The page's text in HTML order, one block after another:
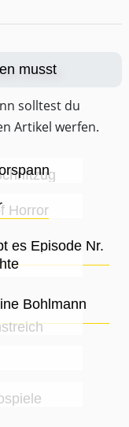
musst
solltest du
Artikel werfen.